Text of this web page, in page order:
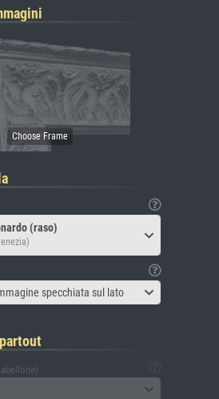
(raso)
specchiata sul lato